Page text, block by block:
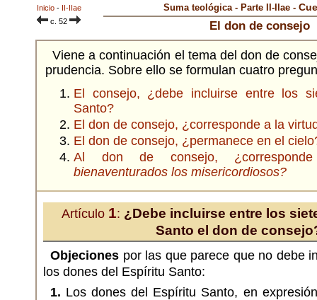
Inicio - II-IIae
c. 52
Suma teológica - Parte II-IIae -
El don de consejo
Viene a continuación el tema del don de
prudencia. Sobre ello se formulan cuatro
El consejo, ¿debe incluirse entre los
Santo?
El don de consejo, ¿corresponde a la
El don de consejo, ¿permanece en el
Al don de consejo, ¿corresponde
bienaventurados los misericordiosos?
Artículo 1: ¿Debe incluirse entre los
Santo el don de
Objeciones por las que parece que no debe
los dones del Espíritu Santo:
1. Los dones del Espíritu Santo, en